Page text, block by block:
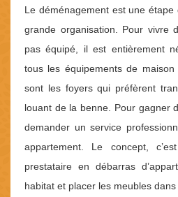
Le déménagement est une
grande organisation. Pour vivre
pas équipé, il est entièrement
tous les équipements de
sont les foyers qui préfèrent
louant de la benne. Pour gagner
demander un service
appartement. Le concept,
prestataire en débarras
habitat et placer les meubles dans